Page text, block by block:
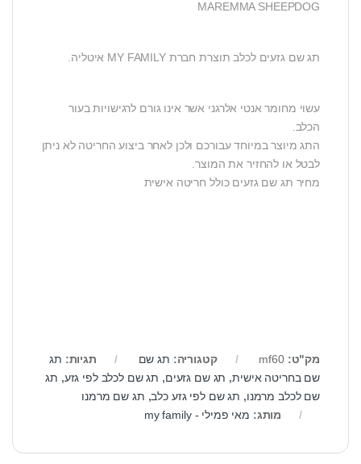
MAREMMA SHEEPDOG
תג שם גזעים לכלב תוצרת חברת MY FAMILY איטליה.
עשוי מחומר אנטי אלרגני אשר אינו גורם לרגישויות בעור
הכלב.
התג מיוצר במיוחד עבורכם ולכן לאחר ביצוע החריטה לא ניתן
לבטל או להחזיר את המוצר.
מחיר תג שם גזעים כולל חריטה אישית
מק"ט:mf60 קטגוריה: תג שם תגיות: תג
שם בחריטה אישית, תג שם גזעים, תג שם לכלב לפי גזע, תג
שם לכלב מרמנו, תג שם לפי גזע כלב, תג שם מרמנו
מותג: מאי פמילי - my family